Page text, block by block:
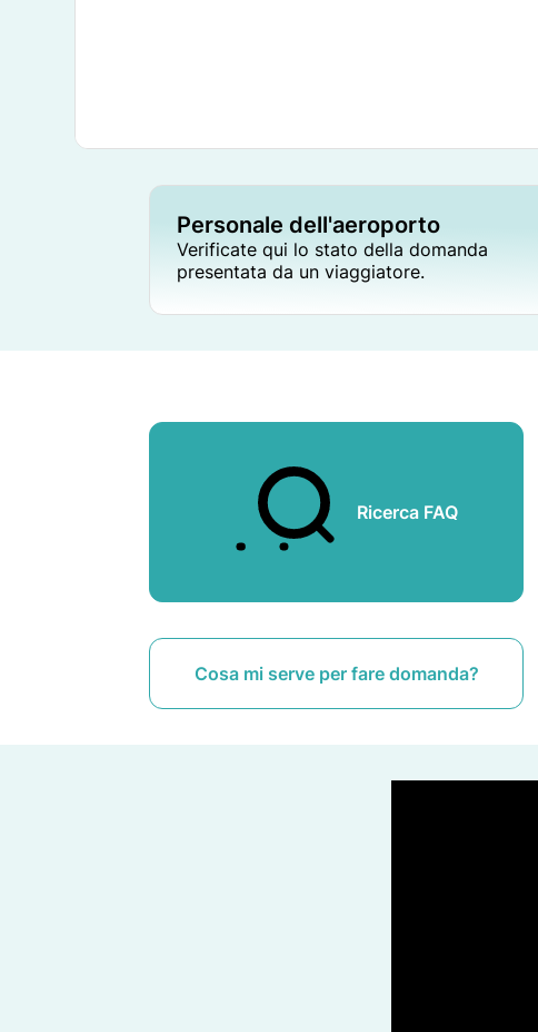
Personale dell'aeroporto
Verificate qui lo stato della domanda
presentata da un viaggiatore.
Ricerca FAQ
Cosa mi serve per fare domanda?